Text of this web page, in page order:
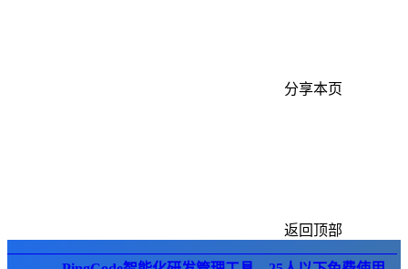
分享本页
返回顶部